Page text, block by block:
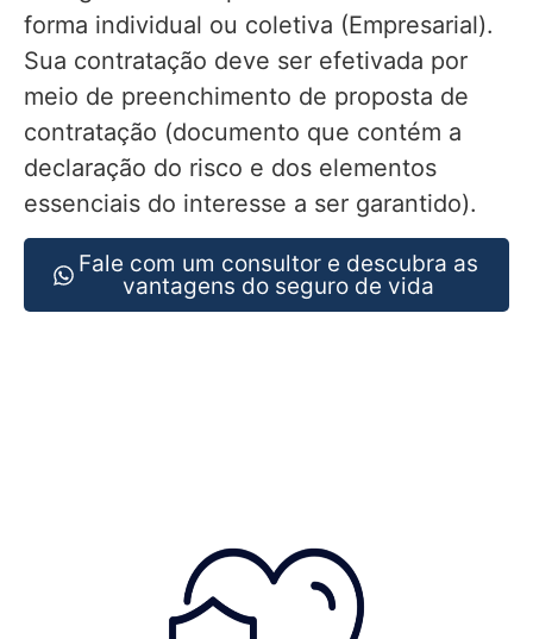
forma individual ou coletiva (Empresarial).
Sua contratação deve ser efetivada por
meio de preenchimento de proposta de
contratação (documento que contém a
declaração do risco e dos elementos
essenciais do interesse a ser garantido).
Fale com um consultor e descubra as
vantagens do seguro de vida